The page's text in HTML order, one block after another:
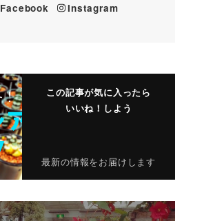
Facebook Instagram
この記事が気に入ったら
いいね！しよう
最新の情報をお届けします